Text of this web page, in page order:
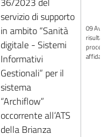
servizio di supporto
in ambito “Sanità
digitale - Sistemi
Informativi
Gestionali” per il
sistema
“Archiflow”
occorrente all’ATS
della Brianza
09
risultati